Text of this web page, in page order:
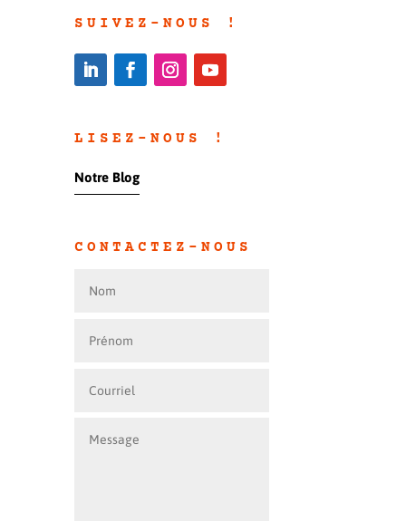
SUIVEZ-NOUS !
LISEZ-NOUS !
Notre Blog
CONTACTEZ-NOUS